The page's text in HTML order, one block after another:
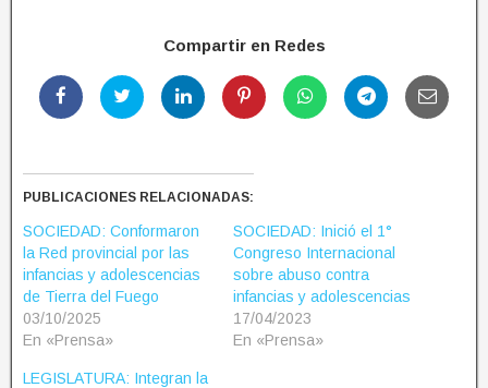
Compartir en Redes
PUBLICACIONES RELACIONADAS:
SOCIEDAD: Conformaron
la Red provincial por las
infancias y adolescencias
de Tierra del Fuego
03/10/2025
En «Prensa»
SOCIEDAD: Inició el 1°
Congreso Internacional
sobre abuso contra
infancias y adolescencias
17/04/2023
En «Prensa»
LEGISLATURA: Integran la